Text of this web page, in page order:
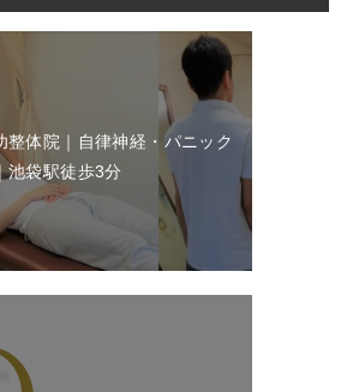
整体院｜自律神経・パニック
池袋駅徒歩3分